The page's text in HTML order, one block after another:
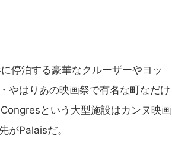
停泊する豪華なクルーザーやヨッ
やはりあの映画祭で有名な町なだけ
という大型施設はカンヌ映画
がPalaisだ。